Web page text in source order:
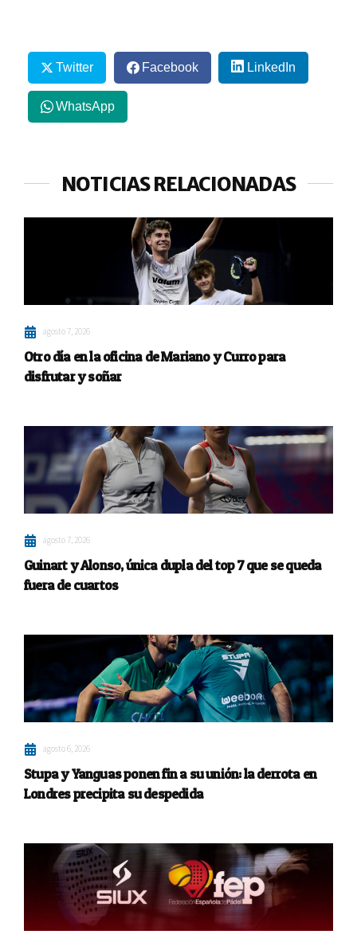
Twitter Facebook LinkedIn
WhatsApp
NOTICIAS RELACIONADAS
agosto 7, 2026
Otro día en la oficina de Mariano y Curro para
disfrutar y soñar
agosto 7, 2026
Guinart y Alonso, única dupla del top 7 que se queda
fuera de cuartos
agosto 6, 2026
Stupa y Yanguas ponen fin a su unión: la derrota en
Londres precipita su despedida